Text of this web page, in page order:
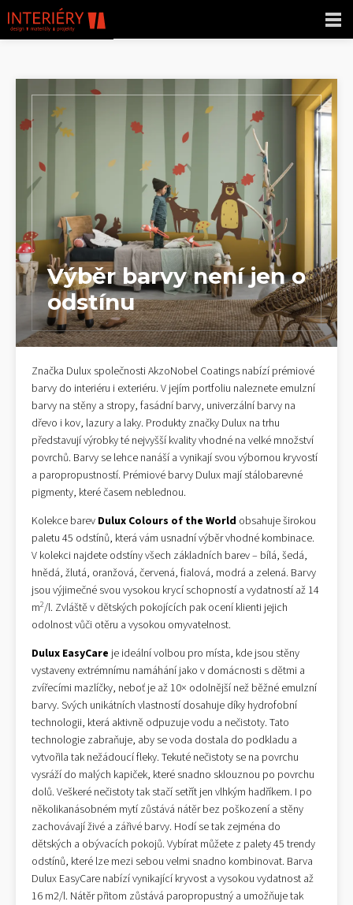
Výběr barvy není jen o
odstínu
Značka Dulux společnosti AkzoNobel Coatings nabízí prémiové
barvy do interiéru i exteriéru. V jejím portfoliu naleznete emulzní
barvy na stěny a stropy, fasádní barvy, univerzální barvy na
dřevo i kov, lazury a laky. Produkty značky Dulux na trhu
představují výrobky té nejvyšší kvality vhodné na velké množství
povrchů. Barvy se lehce nanáší a vynikají svou výbornou kryvostí
a paropropustností. Prémiové barvy Dulux mají stálobarevné
pigmenty, které časem neblednou.
Kolekce barev Dulux Colours of the World obsahuje širokou
paletu 45 odstínů, která vám usnadní výběr vhodné kombinace.
V kolekci najdete odstíny všech základních barev – bílá, šedá,
hnědá, žlutá, oranžová, červená, fialová, modrá a zelená. Barvy
jsou výjimečné svou vysokou krycí schopností a vydatností až 14
m2/l. Zvláště v dětských pokojících pak ocení klienti jejich
odolnost vůči otěru a vysokou omyvatelnost.
Dulux EasyCare je ideální volbou pro místa, kde jsou stěny
vystaveny extrémnímu namáhání jako v domácnosti s dětmi a
zvířecími mazlíčky, neboť je až 10× odolnější než běžné emulzní
barvy. Svých unikátních vlastností dosahuje díky hydrofobní
technologii, která aktivně odpuzuje vodu a nečistoty. Tato
technologie zabraňuje, aby se voda dostala do podkladu a
vytvořila tak nežádoucí fleky. Tekuté nečistoty se na povrchu
vysráží do malých kapiček, které snadno sklouznou po povrchu
dolů. Veškeré nečistoty tak stačí setřít jen vlhkým hadříkem. I po
několikanásobném mytí zůstává nátěr bez poškození a stěny
zachovávají živé a zářivé barvy. Hodí se tak zejména do
dětských a obývacích pokojů. Vybírat můžete z palety 45 trendy
odstínů, které lze mezi sebou velmi snadno kombinovat. Barva
Dulux EasyCare nabízí vynikající kryvost a vysokou vydatnost až
16 m2/l. Nátěr přitom zůstává paropropustný a umožňuje tak